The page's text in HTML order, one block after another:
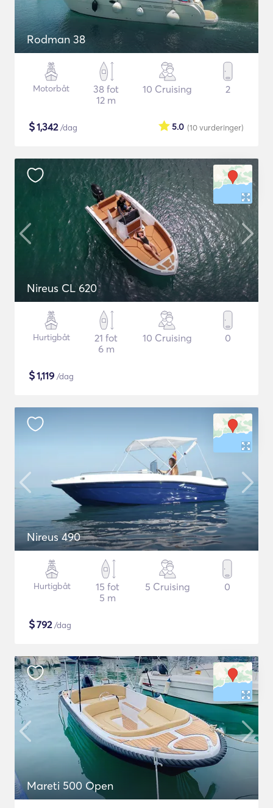
Rodman 38
Motorbåt
38 fot
12 m
10 Cruising 2
$1,342/dag (10vurderinger)
5.0
Nireus CL 620
Hurtigbåt
21 fot
6 m
10 Cruising 0
$1,119 /dag
Nireus 490
Hurtigbåt
15 fot
5 m
5 Cruising 0
$792/dag
Mareti 500 Open